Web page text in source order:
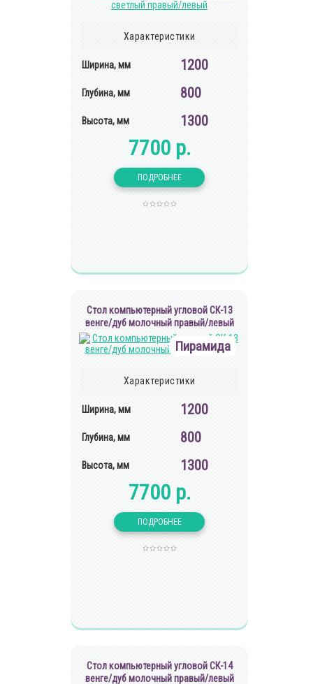
Характеристики
Ширина, мм 1200
Глубина, мм 800
Высота, мм 1300
7700 р.
Cтол компьютерный угловой СК-13
венге/дуб молочный правый/левый
Пирамида
Характеристики
Ширина, мм 1200
Глубина, мм 800
Высота, мм 1300
7700 р.
Cтол компьютерный угловой СК-14
венге/дуб молочный правый/левый